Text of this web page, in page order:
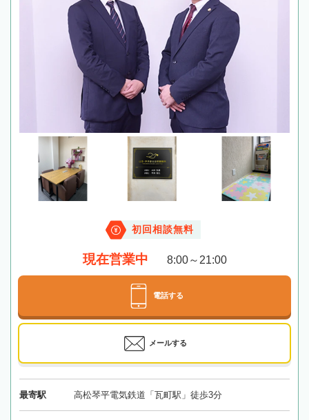
初回相談無料
現在営業中 8:00～21:00
電話する
メールする
最寄駅 高松琴平電気鉄道「瓦町駅」徒歩3分